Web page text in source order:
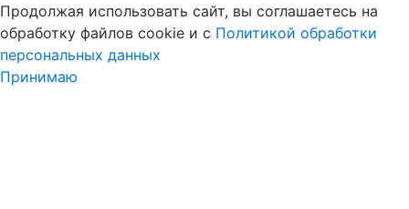
Продолжая использовать сайт, вы соглашаетесь на
обработку файлов cookie и c Политикой обработки
персональных данных
Принимаю